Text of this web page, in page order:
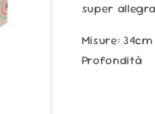
super
Misure:
Profondità